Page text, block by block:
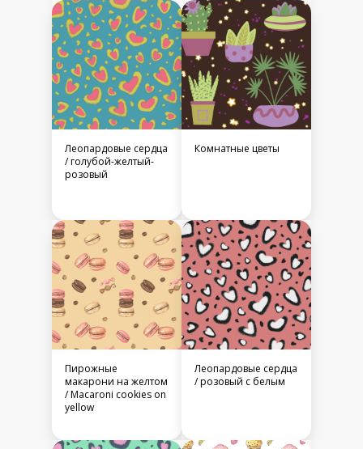
Леопардовые сердца
/ голубой-желтый-
розовый
Комнатные цветы
Пирожные
макарони на желтом
/ Macaroni cookies on
yellow
Леопардовые сердца
/ розовый с белым